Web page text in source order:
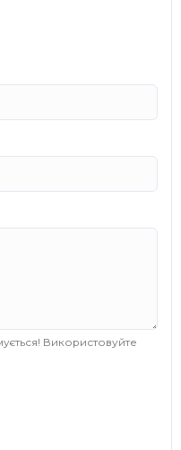
Використовуйте